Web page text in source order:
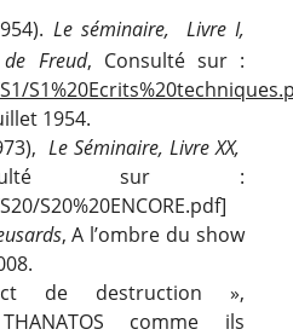
Le séminaire, Livre I,
Freud, Consulté sur :
1954.
Le Séminaire, Livre XX,
sur :
S20%20ENCORE.pdf]
, A l’ombre du show
de destruction »,
comme ils